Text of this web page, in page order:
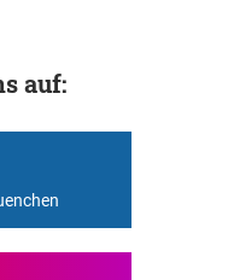
auf: